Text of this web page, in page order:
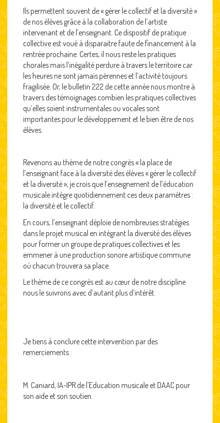
Ils permettent souvent de « gérer le collectif et la diversité »
de nos élèves grâce à la collaboration de l’artiste
intervenant et de l’enseignant. Ce dispositif de pratique
collective est voué à disparaitre faute de financement à la
rentrée prochaine. Certes, il nous reste les pratiques
chorales mais l’inégalité perdure à travers le territoire car
les heures ne sont jamais pérennes et l’activité toujours
fragilisée. Or, le bulletin 222 de cette année nous montre à
travers des témoignages combien les pratiques collectives
qu’elles soient instrumentales ou vocales sont
importantes pour le développement et le bien être de nos
élèves.
Revenons au thème de notre congrès « la place de
l’enseignant face à la diversité des élèves « gérer le collectif
et la diversité », je crois que l’enseignement de l’éducation
musicale intègre quotidiennement ces deux paramètres :
la diversité et le collectif.
En cours, l’enseignant déploie de nombreuses stratégies
dans le projet musical en intégrant la diversité des élèves
pour former un groupe de pratiques collectives et les
emmener à une production sonore artistique commune
où chacun trouvera sa place.
Le thème de ce congrès est au cœur de notre discipline
nous le suivrons avec d’autant plus d’intérêt.
Je tiens à conclure cette intervention par des
remerciements :
M. Caniard, IA-IPR de l'Education musicale et DAAC pour
son aide et son soutien.